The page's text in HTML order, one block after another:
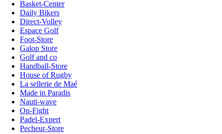
Basket-Center
Daily Bikers
Direct-Volley
Espace Golf
Foot-Store
Galop Store
Golf and co
Handball-Store
House of Rugby
La sellerie de Maé
Made in Paradis
Nauti-wave
On-Fight
Padel-Expert
Pecheur-Store